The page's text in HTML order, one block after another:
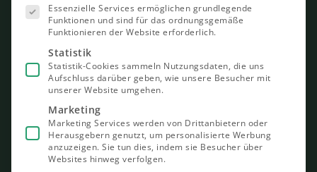
der Service-
Gruppen,
für die eine
Einwilligung
erteilt
werden
kann. Die
erste
Service-
Gruppe ist
essenziell
und kann
nicht
abgewählt
Essenzielle Services ermöglichen grundlegende
Funktionen und sind für das ordnungsgemäße
Funktionieren der Website erforderlich.
Statistik
Statistik-Cookies sammeln Nutzungsdaten, die uns
Aufschluss darüber geben, wie unsere Besucher mit
unserer Website umgehen.
Marketing
Marketing Services werden von Drittanbietern oder
Herausgebern genutzt, um personalisierte Werbung
anzuzeigen. Sie tun dies, indem sie Besucher über
Websites hinweg verfolgen.